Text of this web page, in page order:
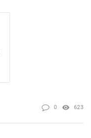
0 623